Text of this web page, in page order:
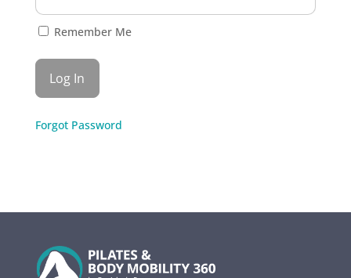
Remember Me
Forgot Password